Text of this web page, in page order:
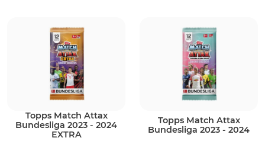
Topps Match Attax
Bundesliga 2023 - 2024
EXTRA
Topps Match Attax
Bundesliga 2023 - 2024